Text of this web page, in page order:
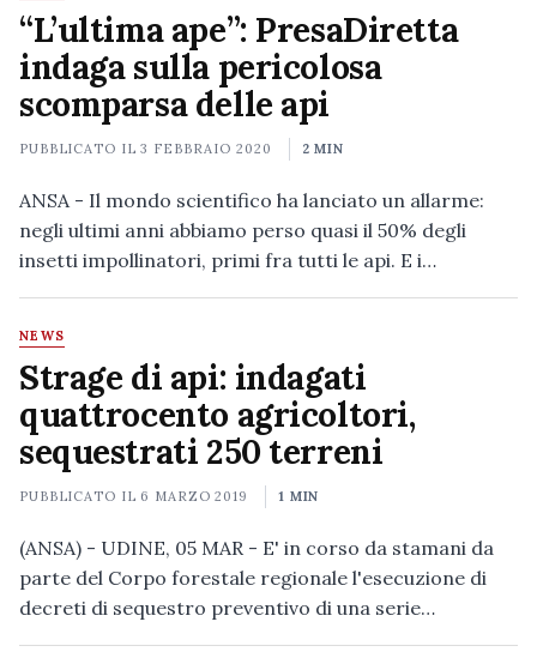
“L’ultima ape”: PresaDiretta
indaga sulla pericolosa
scomparsa delle api
PUBBLICATO IL3 FEBBRAIO 2020 2 MIN
ANSA - Il mondo scientifico ha lanciato un allarme:
negli ultimi anni abbiamo perso quasi il 50% degli
insetti impollinatori, primi fra tutti le api. E i…
NEWS
Strage di api: indagati
quattrocento agricoltori,
sequestrati 250 terreni
PUBBLICATO IL 6 MARZO 2019 1 MIN
(ANSA) - UDINE, 05 MAR - E' in corso da stamani da
parte del Corpo forestale regionale l'esecuzione di
decreti di sequestro preventivo di una serie…